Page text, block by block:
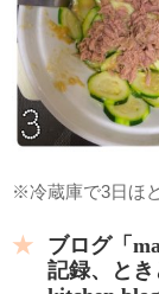
※冷蔵庫で3日ほ
ブログ「
記録、と